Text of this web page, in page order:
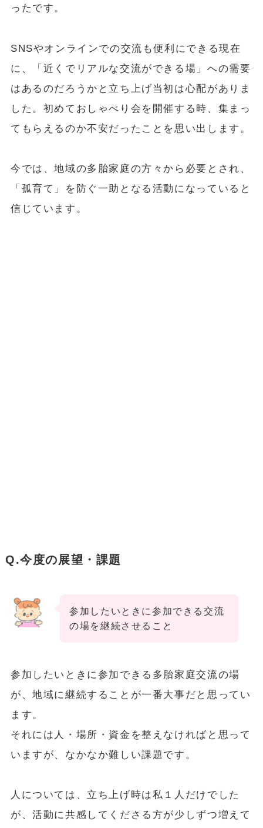
ったです。
SNSやオンラインでの交流も便利にできる現在
に、「近くでリアルな交流ができる場」への需要
はあるのだろうかと立ち上げ当初は心配がありま
した。初めておしゃべり会を開催する時、集まっ
てもらえるのか不安だったことを思い出します。
今では、地域の多胎家庭の方々から必要とされ、
「孤育て」を防ぐ一助となる活動になっていると
信じています。
Q.今度の展望・課題
参加したいときに参加できる交流
の場を継続させること
参加したいときに参加できる多胎家庭交流の場
が、地域に継続することが一番大事だと思ってい
ます。
それには人・場所・資金を整えなければと思って
いますが、なかなか難しい課題です。
人については、立ち上げ時は私１人だけでした
が、活動に共感してくださる方が少しずつ増えて